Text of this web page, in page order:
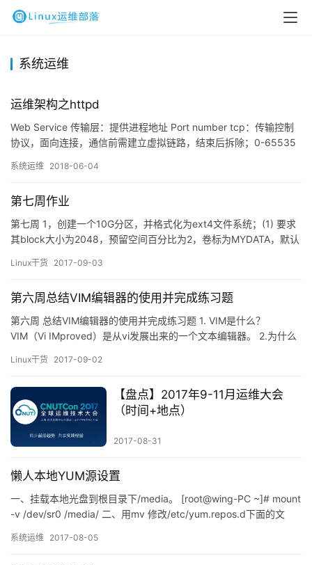
系统运维
运维架构之httpd
Web Service 传输层：提供进程地址 Port number tcp：传输控制
协议，面向连接，通信前需建立虚拟链路，结束后拆除；0-65535
知，永久分配给固定应用使用；22/tcp(ssh)、80/tcp(http)、
系统运维 2018-06-04
第七周作业
第七周 1，创建一个10G分区，并格式化为ext4文件系统；(1) 要求
其block大小为2048，预留空间百分比为2，卷标为MYDATA，默认
程序自动运行，且不更新文件的访问时间戳； [root@www ~]#
Linux干货 2017-09-03
第六周总结VIM编辑器的使用并完成练习题
第六周 总结VIM编辑器的使用并完成练习题 1. VIM是什么？
VIM（Vi IMproved）是从vi发展出来的一个文本编辑器。 2.为什么
能，在程序员中广泛使用。对于大多数的用户来说，VIM有着比较陡
辑效率。VIM是类Unix系统用…
Linux干货 2017-09-02
【盘点】2017年9-11月运维大会
（时间+地点）
2017-08-31
懒人本地YUM源设置
一、挂载本地光盘到根目录下/media。 [root@wing-PC ~]# mount
-v /dev/sr0 /media/ 二、用mv 修改/etc/yum.repos.d下面的文
Base.repo / CentOS-Base.repo.bak [ro…
系统运维 2017-08-05